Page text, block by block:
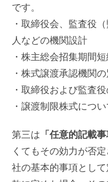
です。
・取締役会、監査役
人などの機関設計
・株主総会招集期間
・株式譲渡承認機関
・取締役および監査
・譲渡制限株式につ
第三は 「任意的記載事
くてもその効力が否
社の基本的事項とし